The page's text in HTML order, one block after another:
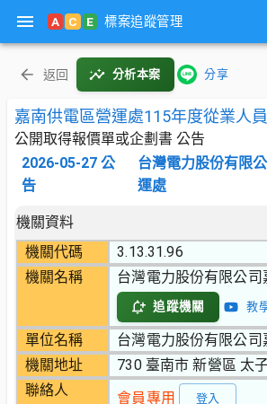
A C E 標案追蹤管理
返回 分析本案 分享
嘉南供電區營運處115年度從業人
公開取得報價單或企劃書 公告
2026-05-27 公
告
台灣電力股份有限
運處
機關資料
機關代碼
3.13.31.96
機關名稱
台灣電力股份有限公
追蹤機關 教
單位名稱
台灣電力股份有限公
機關地址
730 臺南市 新營區 太
聯絡人
會員專用 登入